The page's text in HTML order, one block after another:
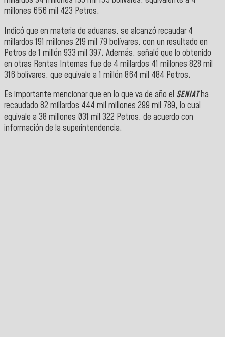
millones 656 mil 423 Petros.
Indicó que en materia de aduanas, se alcanzó recaudar 4
millardos 191 millones 219 mil 79 bolívares, con un resultado en
Petros de 1 millón 933 mil 397. Además, señaló que lo obtenido
en otras Rentas Internas fue de 4 millardos 41 millones 828 mil
316 bolívares, que equivale a 1 millón 864 mil 484 Petros.
Es importante mencionar que en lo que va de año el SENIATha
recaudado 82 millardos 444 mil millones 299 mil 789, lo cual
equivale a 38 millones 031 mil 322 Petros, de acuerdo con
información de la superintendencia.